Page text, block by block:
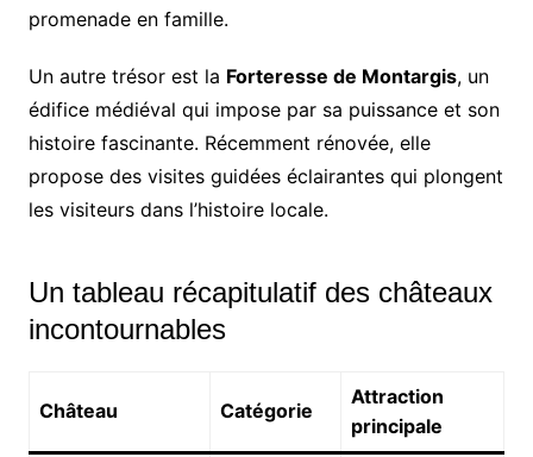
promenade en famille.
Un autre trésor est la Forteresse de Montargis, un
édifice médiéval qui impose par sa puissance et son
histoire fascinante. Récemment rénovée, elle
propose des visites guidées éclairantes qui plongent
les visiteurs dans l’histoire locale.
Un tableau récapitulatif des châteaux
incontournables
Château Catégorie
Attraction
principale